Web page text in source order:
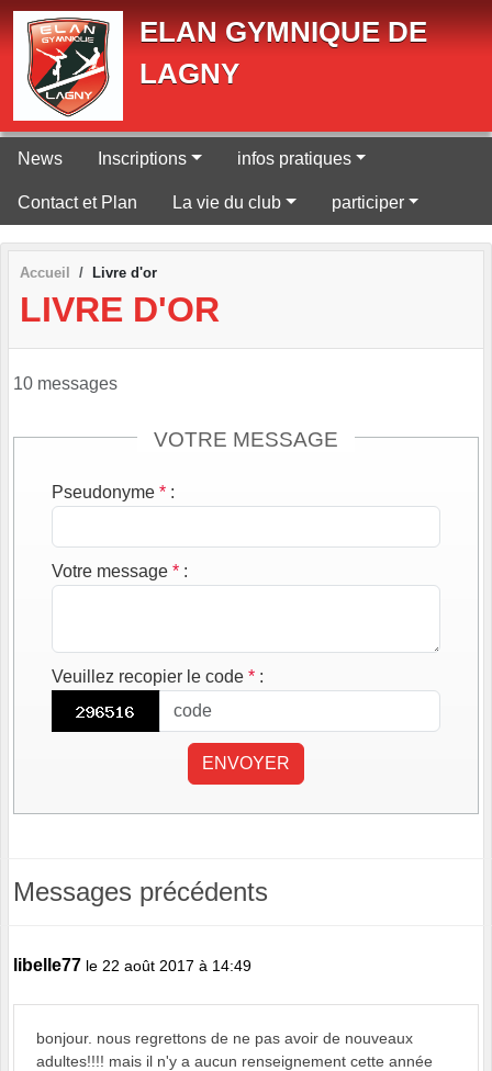
ELAN GYMNIQUE DE
LAGNY
News Inscriptions infos pratiques
Contact et Plan La vie du club participer
Accueil Livre d'or
LIVRE D'OR
10 messages
VOTRE MESSAGE
Pseudonyme * :
Votre message * :
Veuillez recopier le code * :
ENVOYER
Messages précédents
libelle77 le 22 août 2017 à 14:49
bonjour. nous regrettons de ne pas avoir de nouveaux
adultes!!!! mais il n'y a aucun renseignement cette année
Panneau de gestion des cookies